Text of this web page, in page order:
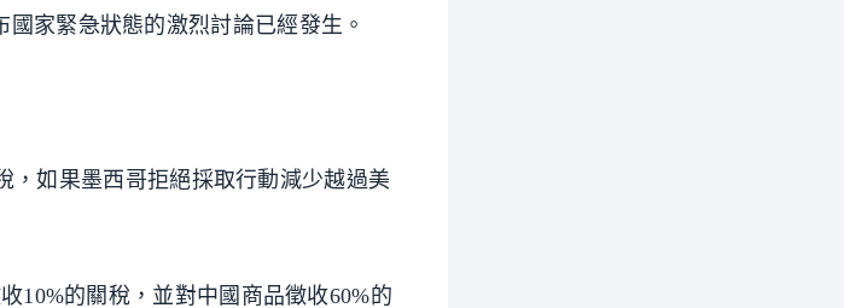
家緊急狀態的激烈討論已經發生。
，如果墨西哥拒絕採取行動減少越過美
10%的關稅，並對中國商品徵收60%的